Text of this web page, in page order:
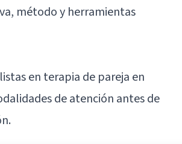
método y herramientas
en terapia de pareja en
de atención antes de